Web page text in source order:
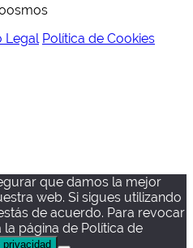
Legal Política de Cookies
que damos la mejor
web. Si sigues utilizando
de acuerdo. Para revocar
página de Política de